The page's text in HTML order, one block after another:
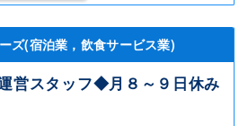
ズ(宿泊業，飲食サービス業)
営スタッフ◆月８～９日休み